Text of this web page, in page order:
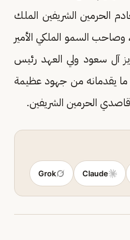
الحرمين الشريفين الملك
السمو الملكي الأمير
آل سعود ولي العهد رئيس
ما يقدمانه من جهود عظيمة
الحرمين الشريفين.
Claude
Grok